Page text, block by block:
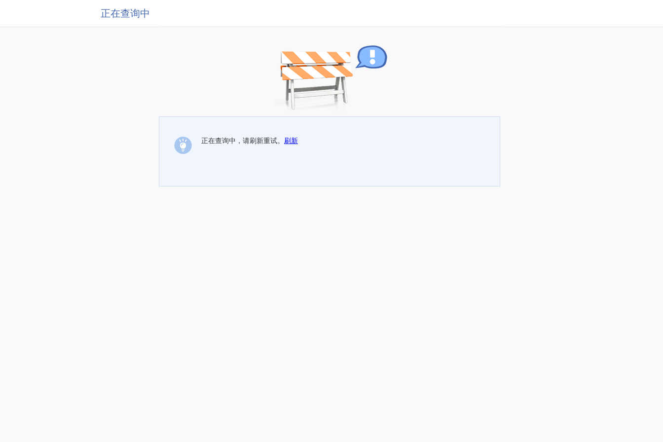
正在查询中
正在查询中，请刷新重试。 刷新